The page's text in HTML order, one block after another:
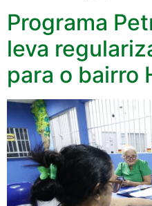
Programa
leva
para o bairro